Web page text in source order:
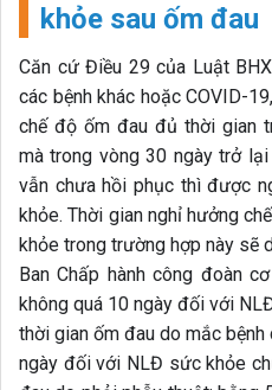
khỏe sau ốm đau
Căn cứ Điều 29 của Luật
các bệnh khác hoặc COVID-
chế độ ốm đau đủ thời gian
mà trong vòng 30 ngày trở
vẫn chưa hồi phục thì được
khỏe. Thời gian nghỉ hưởng
khỏe trong trường hợp này sẽ
Ban Chấp hành công đoàn
không quá 10 ngày đối với
thời gian ốm đau do mắc
ngày đối với NLĐ sức khỏe